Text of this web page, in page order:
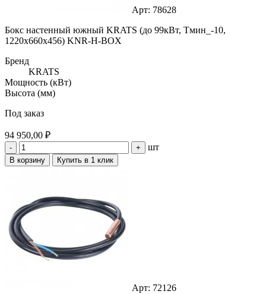
Арт: 78628
Бокс настенный южный KRATS (до 99кВт, Тмин_-10,
1220x660x456) KNR-H-BOX
Бренд
KRATS
Мощность (кВт)
Высота (мм)
Под заказ
94 950,00 ₽
- + шт
В корзину Купить в 1 клик
Арт: 72126